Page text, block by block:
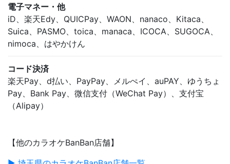
電子マネー・他
iD、楽天Edy、QUICPay、WAON、nanaco、Kitaca、
Suica、PASMO、toica、manaca、ICOCA、SUGOCA、
nimoca、はやかけん
コード決済
楽天Pay、d払い、PayPay、メルぺイ、auPAY、ゆうちょ
Pay、Bank Pay、微信支付（WeChat Pay）、支付宝
（Alipay）
【他のカラオケBanBan店舗】